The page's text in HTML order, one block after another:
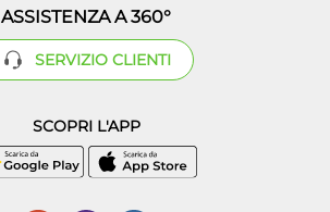
ASSISTENZA A 360°
SERVIZIO CLIENTI
SCOPRI L'APP